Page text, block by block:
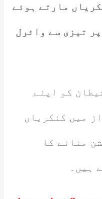
مارتے ہوئے
تیزی سے وائرل
کو اپنے
میں کنکریاں
منانے کا
ہیں۔